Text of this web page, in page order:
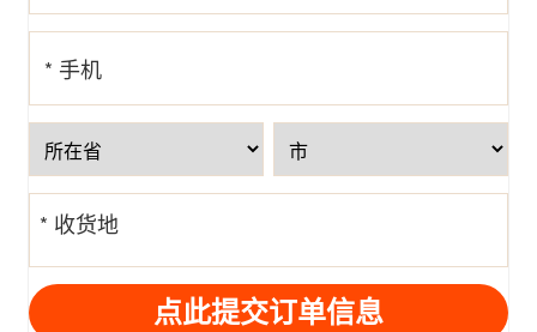
* 手机
号
* 收货地
址